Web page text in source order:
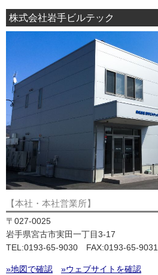
株式会社岩手ビルテック
【本社・本社営業所】
〒027-0025
岩手県宮古市実田一丁目3-17
TEL:0193-65-9030 FAX:0193-65-9031
»地図で確認 »ウェブサイトを確認